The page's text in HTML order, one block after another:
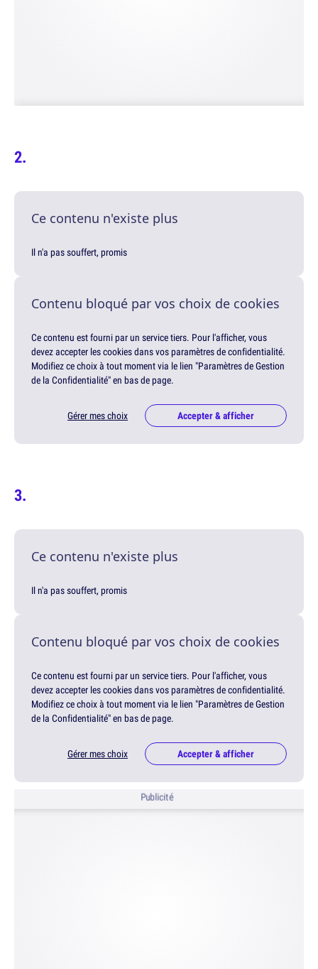
Ce contenu n'existe plus
Il n'a pas souffert, promis
Contenu bloqué par vos choix de cookies
Ce contenu est fourni par un service tiers. Pour l'afficher, vous
devez accepter les cookies dans vos paramètres de confidentialité.
Modifiez ce choix à tout moment via le lien "Paramètres de Gestion
de la Confidentialité" en bas de page.
Gérer mes choix Accepter & afficher
Ce contenu n'existe plus
Il n'a pas souffert, promis
Contenu bloqué par vos choix de cookies
Ce contenu est fourni par un service tiers. Pour l'afficher, vous
devez accepter les cookies dans vos paramètres de confidentialité.
Modifiez ce choix à tout moment via le lien "Paramètres de Gestion
de la Confidentialité" en bas de page.
Gérer mes choix Accepter & afficher
Publicité